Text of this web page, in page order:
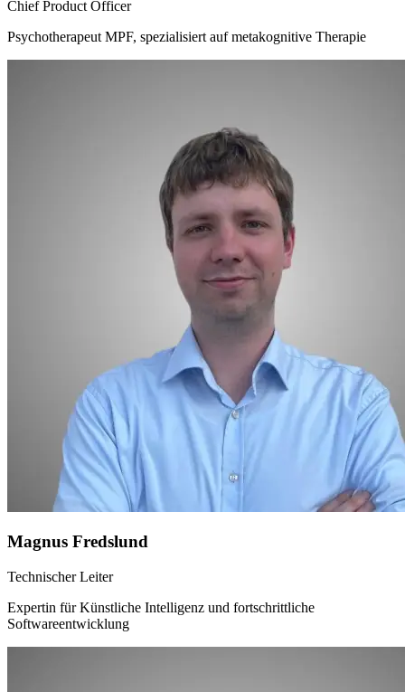
Chief Product Officer
Psychotherapeut MPF, spezialisiert auf metakognitive Therapie
Magnus Fredslund
Technischer Leiter
Expertin für Künstliche Intelligenz und fortschrittliche
Softwareentwicklung